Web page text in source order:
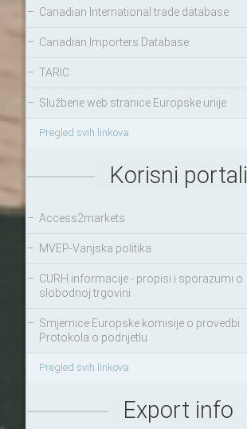
– Canadian International trade database
– Canadian Importers Database
– TARIC
– Službene web stranice Europske unije
Pregled svih linkova
Korisni portali
– Access2markets
– MVEP-Vanjska politika
– CURH informacije - propisi i sporazumi o
slobodnoj trgovini
– Smjernice Europske komisije o provedbi
Protokola o podrijetlu
Pregled svih linkova
Export info